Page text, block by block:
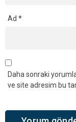
Ad *
Daha sonraki
ve site adresim bu